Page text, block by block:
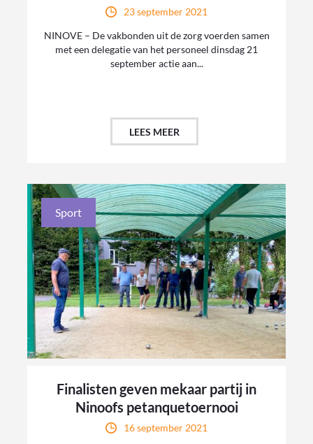
23 september 2021
NINOVE – De vakbonden uit de zorg voerden samen
met een delegatie van het personeel dinsdag 21
september actie aan...
LEES MEER
Sport
Finalisten geven mekaar partij in
Ninoofs petanquetoernooi
16 september 2021